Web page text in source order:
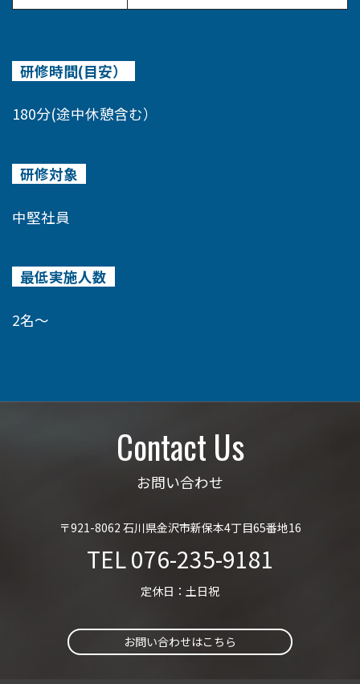
研修時間(目安）
180分(途中休憩含む）
研修対象
中堅社員
最低実施人数
2名～
Contact Us
お問い合わせ
〒921-8062 石川県金沢市新保本4丁目65番地16
TEL076-235-9181
定休日：土日祝
お問い合わせはこちら